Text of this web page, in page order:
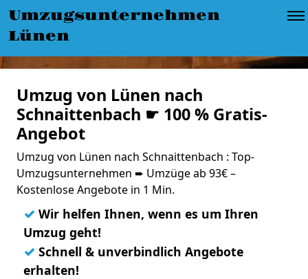
Umzugsunternehmen
Lünen
Umzug von Lünen nach
Schnaittenbach ☛ 100 % Gratis-
Angebot
Umzug von Lünen nach Schnaittenbach : Top-
Umzugsunternehmen ➨ Umzüge ab 93€ –
Kostenlose Angebote in 1 Min.
✓ Wir helfen Ihnen, wenn es um Ihren
Umzug geht!
✓ Schnell & unverbindlich Angebote
erhalten!